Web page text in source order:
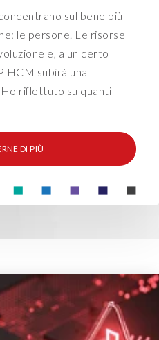
sul bene più
le persone. Le risorse
e, a un certo
HCM subirà una
riflettuto su quanti
DI PIÙ